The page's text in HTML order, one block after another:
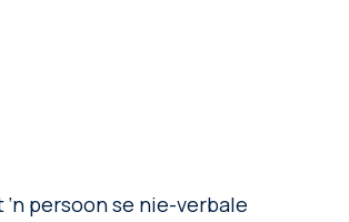
persoon se nie-verbale